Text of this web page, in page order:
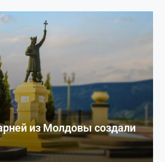
из Молдовы создали